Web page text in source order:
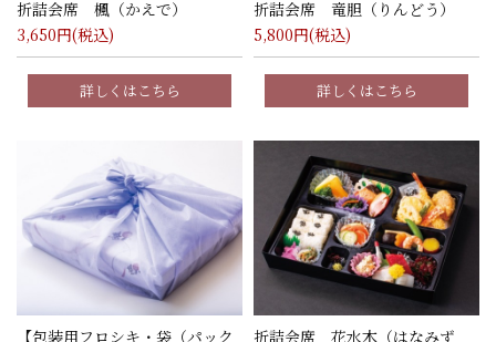
折詰会席 楓（かえで）
3,650円(税込)
詳しくはこちら
折詰会席 竜胆（りんどう）
5,800円(税込)
詳しくはこちら
【包装用フロシキ・袋（パック
折詰会席 花水木（はなみず